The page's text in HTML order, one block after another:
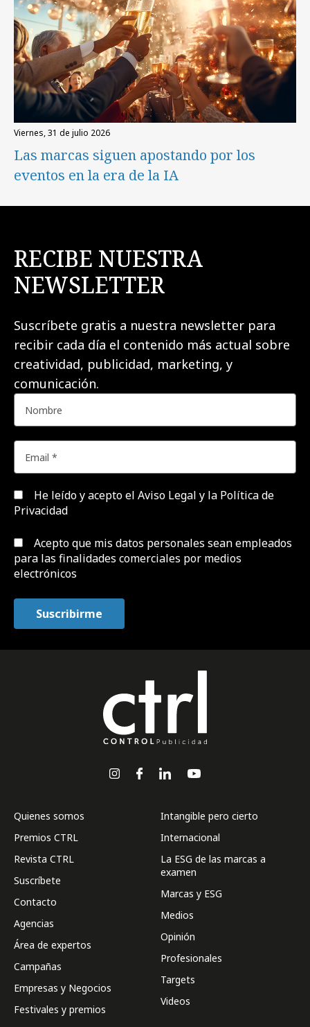
viernes, 31 de julio 2026
Las marcas siguen apostando por los
eventos en la era de la IA
RECIBE NUESTRA
NEWSLETTER
Suscríbete gratis a nuestra newsletter para
recibir cada día el contenido más actual sobre
creatividad, publicidad, marketing, y
comunicación.
He leído y acepto el Aviso Legal y la Política de
Privacidad
Acepto que mis datos personales sean empleados
para las finalidades comerciales por medios
electrónicos
Quienes somos
Premios CTRL
Revista CTRL
Suscríbete
Contacto
Agencias
Área de expertos
Campañas
Empresas y Negocios
Festivales y premios
Intangible pero cierto
Internacional
La ESG de las marcas a
examen
Marcas y ESG
Medios
Opinión
Profesionales
Targets
Videos